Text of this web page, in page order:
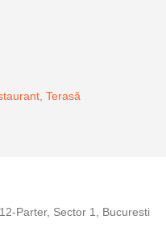
Terasă
Parter, Sector 1, Bucuresti